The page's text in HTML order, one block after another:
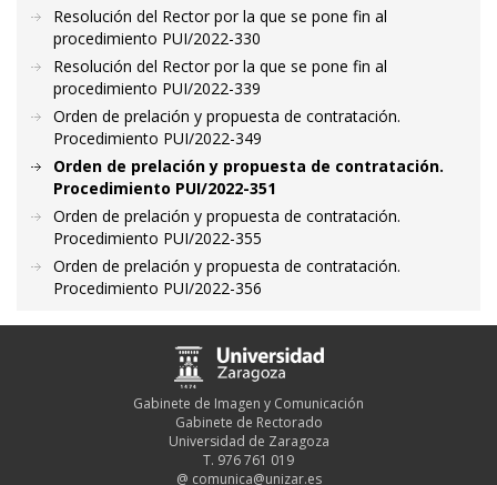
Resolución del Rector por la que se pone fin al
procedimiento PUI/2022-330
Resolución del Rector por la que se pone fin al
procedimiento PUI/2022-339
Orden de prelación y propuesta de contratación.
Procedimiento PUI/2022-349
Orden de prelación y propuesta de contratación.
Procedimiento PUI/2022-351
Orden de prelación y propuesta de contratación.
Procedimiento PUI/2022-355
Orden de prelación y propuesta de contratación.
Procedimiento PUI/2022-356
Gabinete de Imagen y Comunicación
Gabinete de Rectorado
Universidad de Zaragoza
T. 976 761 019
@ comunica@unizar.es